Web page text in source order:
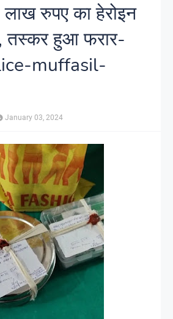
रुपए का हेरोइन
तस्कर हुआ फरार-
muffasil-
January 03, 2024